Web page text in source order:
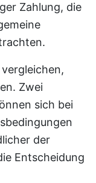
Zahlung, die
Zwei
sich bei
der
Entscheidung